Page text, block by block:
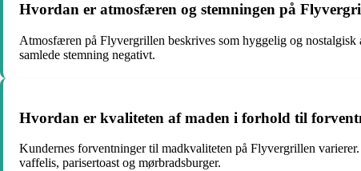
Hvordan er atmosfæren og stemningen på
Atmosfæren på Flyvergrillen beskrives som hyggelig og
samlede stemning negativt.
Hvordan er kvaliteten af maden i forhold til
Kundernes forventninger til madkvaliteten på Flyvergrillen
vaffelis, parisertoast og mørbradsburger.